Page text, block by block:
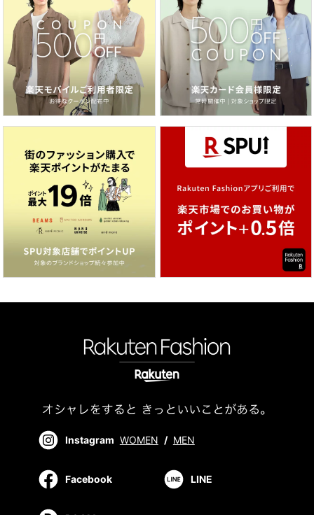
Instagram WOMEN / MEN
Facebook LINE